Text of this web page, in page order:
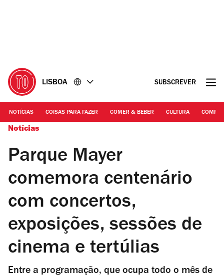
LISBOA SUBSCREVER
NOTÍCIAS COISAS PARA FAZER COMER & BEBER CULTURA
Notícias
Parque Mayer
comemora centenário
com concertos,
exposições, sessões de
cinema e tertúlias
Entre a programação, que ocupa todo o mês de